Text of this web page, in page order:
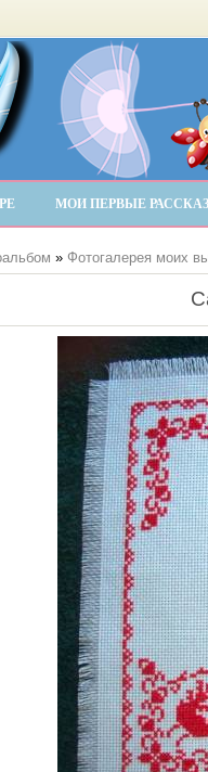
МОИ ПЕРВЫЕ
» Фотогалерея моих